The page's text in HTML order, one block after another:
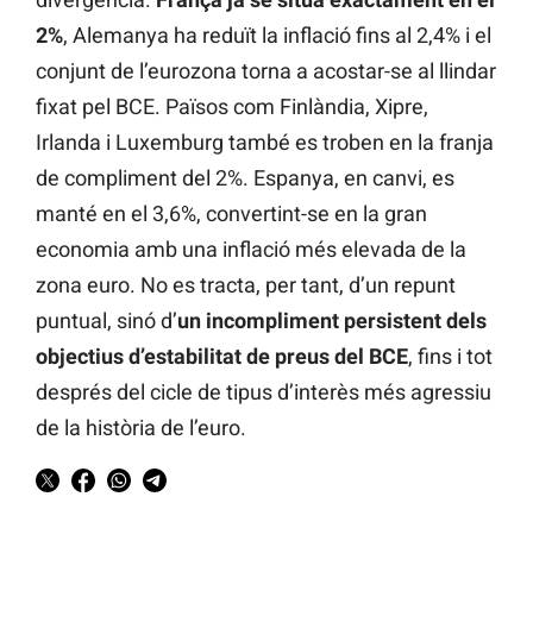
2%, Alemanya ha reduït la inflació fins al 2,4% i el
conjunt de l’eurozona torna a acostar-se al llindar
fixat pel BCE. Països com Finlàndia, Xipre,
Irlanda i Luxemburg també es troben en la franja
de compliment del 2%. Espanya, en canvi, es
manté en el 3,6%, convertint-se en la gran
economia amb una inflació més elevada de la
zona euro. No es tracta, per tant, d’un repunt
puntual, sinó d’un incompliment persistent dels
objectius d’estabilitat de preus del BCE, fins i tot
després del cicle de tipus d’interès més agressiu
de la història de l’euro.